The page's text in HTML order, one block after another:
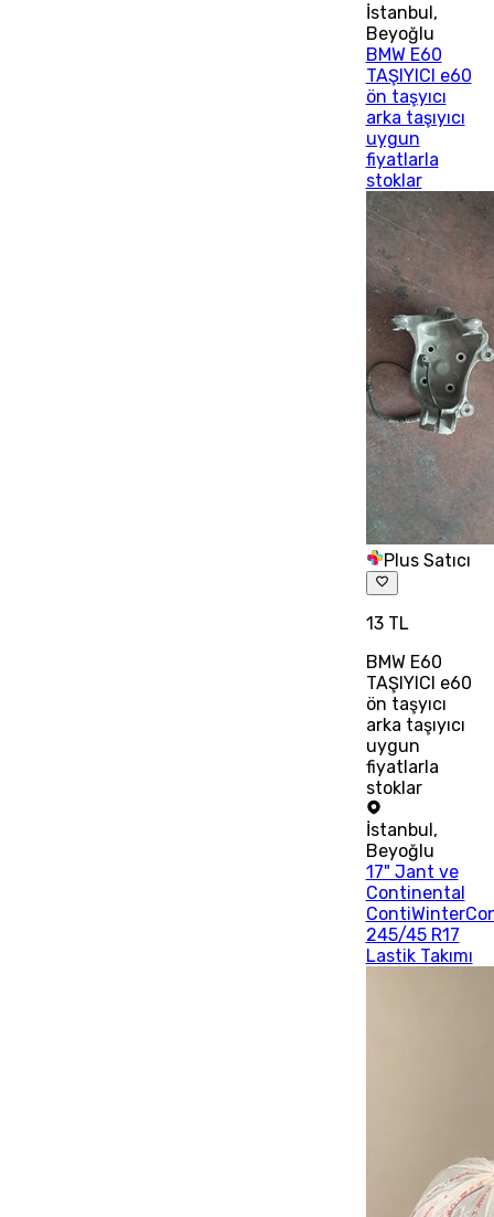
İstanbul,
Beyoğlu
BMW E60
TAŞIYICI e60
ön taşyıcı
arka taşıyıcı
uygun
fiyatlarla
stoklar
Plus Satıcı
13 TL
BMW E60
TAŞIYICI e60
ön taşyıcı
arka taşıyıcı
uygun
fiyatlarla
stoklar
İstanbul,
Beyoğlu
17" Jant ve
Continental
245/45 R17
Lastik Takımı